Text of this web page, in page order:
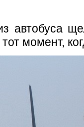
автобуса
момент,